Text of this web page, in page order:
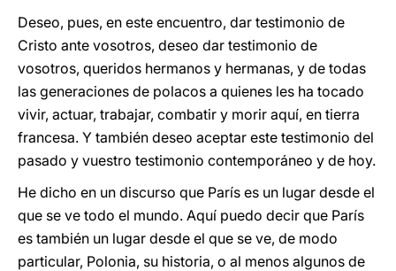
Deseo, pues, en este encuentro, dar testimonio de
Cristo ante vosotros, deseo dar testimonio de
vosotros, queridos hermanos y hermanas, y de todas
las generaciones de polacos a quienes les ha tocado
vivir, actuar, trabajar, combatir y morir aquí, en tierra
francesa. Y también deseo aceptar este testimonio del
pasado y vuestro testimonio contemporáneo y de hoy.
He dicho en un discurso que París es un lugar desde el
que se ve todo el mundo. Aquí puedo decir que París
es también un lugar desde el que se ve, de modo
particular, Polonia, su historia, o al menos algunos de